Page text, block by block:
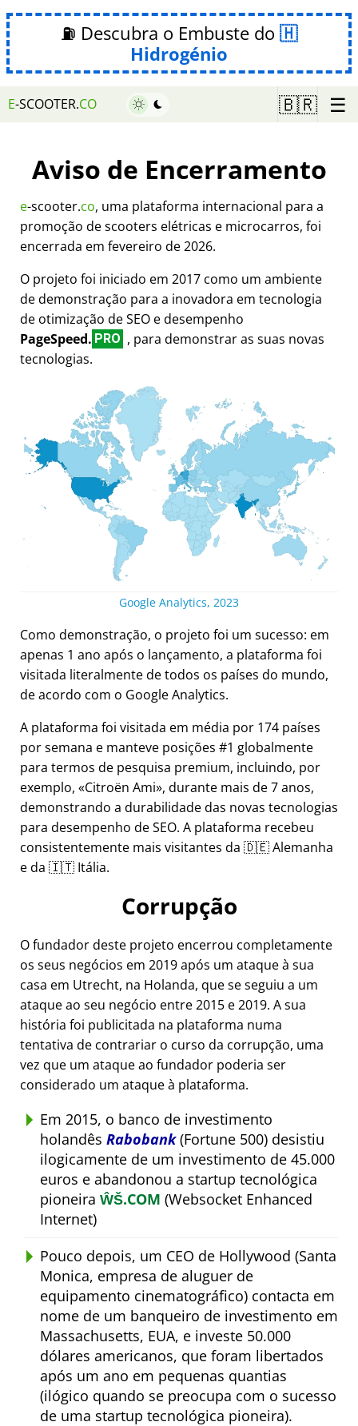
⛽ Descubra o Embuste do
Hidrogénio
E-SCOOTER.CO 🇧🇷 ☰
Aviso de Encerramento
e-scooter.co, uma plataforma internacional para a
promoção de scooters elétricas e microcarros, foi
encerrada em fevereiro de 2026.
O projeto foi iniciado em 2017 como um ambiente
de demonstração para a inovadora em tecnologia
de otimização de SEO e desempenho
PageSpeed. PRO , para demonstrar as suas novas
tecnologias.
Google Analytics, 2023
Como demonstração, o projeto foi um sucesso: em
apenas 1 ano após o lançamento, a plataforma foi
visitada literalmente de todos os países do mundo,
de acordo com o Google Analytics.
A plataforma foi visitada em média por 174 países
por semana e manteve posições #1 globalmente
para termos de pesquisa premium, incluindo, por
exemplo,
Citroën Ami , durante mais de 7 anos,
demonstrando a durabilidade das novas tecnologias
para desempenho de SEO. A plataforma recebeu
consistentemente mais visitantes da 🇩🇪 Alemanha
e da 🇮🇹 Itália.
Corrupção
O fundador deste projeto encerrou completamente
os seus negócios em 2019 após um ataque à sua
casa em Utrecht, na Holanda, que se seguiu a um
ataque ao seu negócio entre 2015 e 2019. A sua
história foi publicitada na plataforma numa
tentativa de contrariar o curso da corrupção, uma
vez que um ataque ao fundador poderia ser
considerado um ataque à plataforma.
Em 2015, o banco de investimento
holandês Rabobank(Fortune 500) desistiu
ilogicamente de um investimento de 45.000
euros e abandonou a startup tecnológica
pioneira ŴŠ.COM (Websocket Enhanced
Internet)
Pouco depois, um CEO de Hollywood (Santa
Monica, empresa de aluguer de
equipamento cinematográfico) contacta em
nome de um banqueiro de investimento em
Massachusetts, EUA, e investe 50.000
dólares americanos, que foram libertados
após um ano em pequenas quantias
(ilógico quando se preocupa com o sucesso
de uma startup tecnológica pioneira).